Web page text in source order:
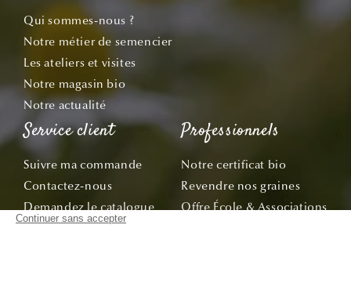
Qui sommes-nous ?
Notre métier de semencier
Les ateliers et visites
Notre magasin bio
Notre actualité
Service client
Suivre ma commande
Contactez-nous
Demandez le catalogue
Bon de commande
Professionnels
Notre certificat bio
Revendre nos graines
Offre École & Associations